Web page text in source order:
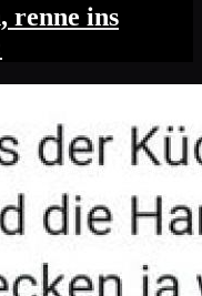
renne ins